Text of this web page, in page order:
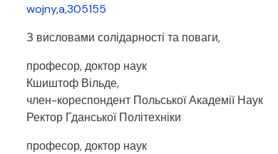
wojny,a,305155
З висловами солідарності та поваги,
професор, доктор наук
Кшиштоф Вільде,
член-кореспондент Польської Академії Наук
Ректор Гданської Політехніки
професор, доктор наук